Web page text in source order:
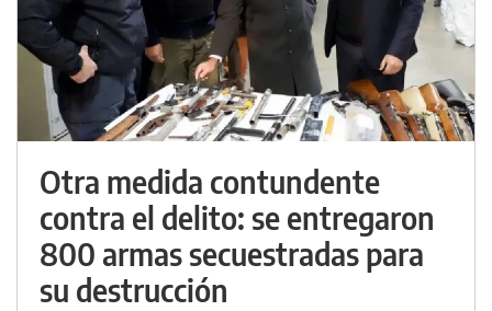
Otra medida contundente
contra el delito: se entregaron
800 armas secuestradas para
su destrucción